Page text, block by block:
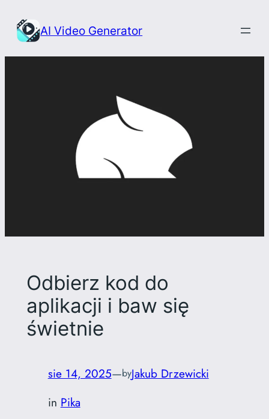
treści
AI Video Generator
Odbierz kod do
aplikacji i baw się
świetnie
sie 14, 2025—byJakub Drzewicki
in Pika